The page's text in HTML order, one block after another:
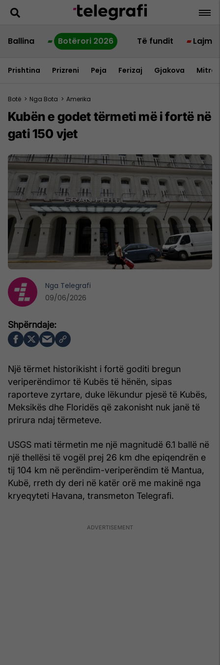
Ballina Botërori 2026 Të fundit Lajme
Prishtina Prizreni Peja Ferizaj Gjakova
Botë > Nga Bota > Amerika
Kubën e godet tërmeti më i fortë në
gati 150 vjet
Një tërmet historikisht i fortë goditi bregun
veriperëndimor të Kubës të hënën, sipas
raporteve zyrtare, duke lëkundur pjesë të Kubës,
Meksikës dhe Floridës që zakonisht nuk janë të
prirura ndaj tërmeteve.
USGS mati tërmetin me një magnitudë 6.1 ballë në
një thellësi të vogël prej 26 km dhe epiqendrën e
tij 104 km në perëndim-veriperëndim të Mantua,
Kubë, rreth dy deri në katër orë me makinë nga
kryeqyteti Havana, transmeton Telegrafi.
Nga Telegrafi
09/06/2026